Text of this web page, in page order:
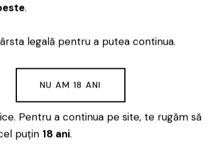
.
legală pentru a putea continua.
NU AM 18 ANI
Pentru a continua pe site, te rugăm să
puțin 18 ani.